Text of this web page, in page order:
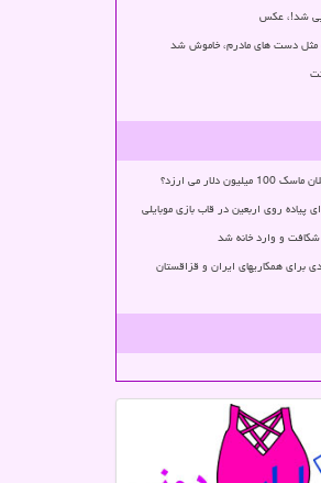
شد!، عکس
مثل دست های مادرم، خاموش شد
دلار می ارزد؟
پیاده روی اربعین در قاب بازی موبایلی
و وارد خانه شد
برای همکاریهای ایران و قزاقستان